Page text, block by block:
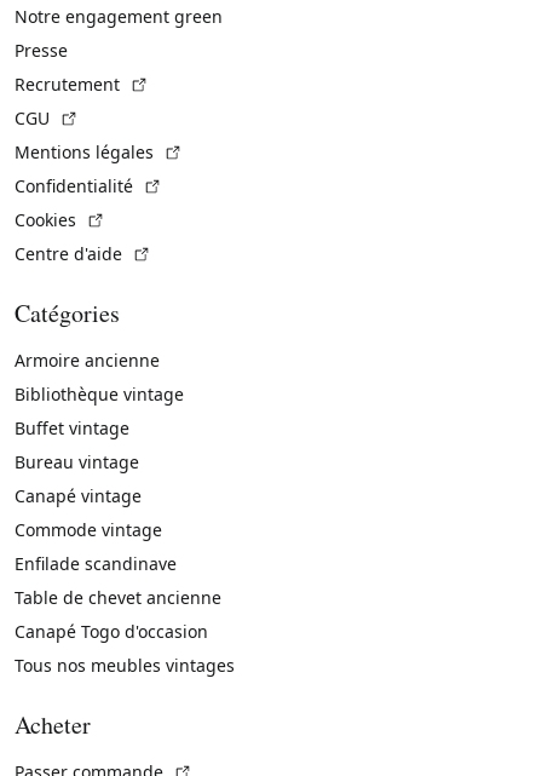
Notre engagement green
Presse
Recrutement
CGU
Mentions légales
Confidentialité
Cookies
Centre d'aide
Catégories
Armoire ancienne
Bibliothèque vintage
Buffet vintage
Bureau vintage
Canapé vintage
Commode vintage
Enfilade scandinave
Table de chevet ancienne
Canapé Togo d'occasion
Tous nos meubles vintages
Acheter